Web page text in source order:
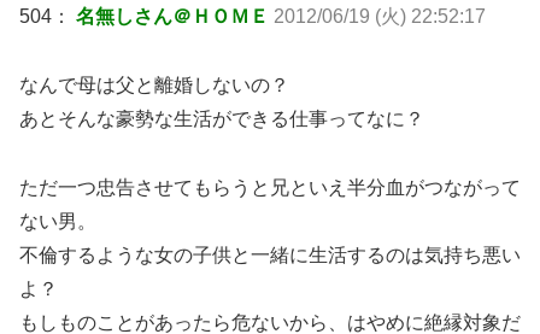
504： 名無しさん＠ＨＯＭＥ 2012/06/19 (火) 22:52:17
なんで母は父と離婚しないの？
あとそんな豪勢な生活ができる仕事ってなに？
ただ一つ忠告させてもらうと兄といえ半分血がつながって
ない男。
不倫するような女の子供と一緒に生活するのは気持ち悪い
よ？
もしものことがあったら危ないから、はやめに絶縁対象だ